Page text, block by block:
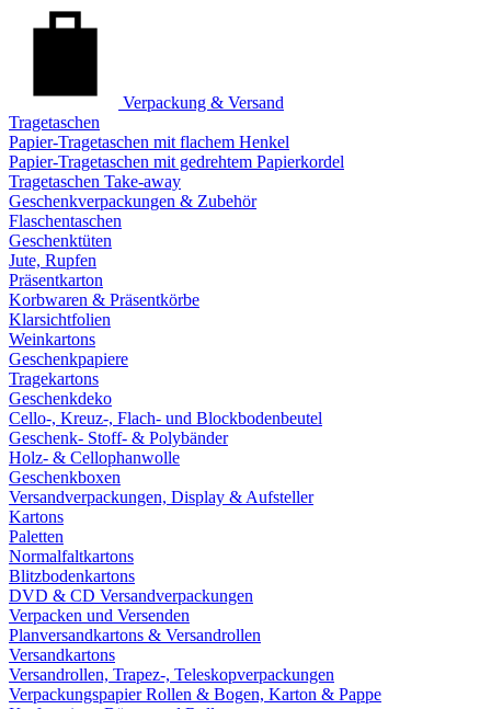
Verpackung & Versand
Tragetaschen
Papier-Tragetaschen mit flachem Henkel
Papier-Tragetaschen mit gedrehtem Papierkordel
Tragetaschen Take-away
Geschenkverpackungen & Zubehör
Flaschentaschen
Geschenktüten
Jute, Rupfen
Präsentkarton
Korbwaren & Präsentkörbe
Klarsichtfolien
Weinkartons
Geschenkpapiere
Tragekartons
Geschenkdeko
Cello-, Kreuz-, Flach- und Blockbodenbeutel
Geschenk- Stoff- & Polybänder
Holz- & Cellophanwolle
Geschenkboxen
Versandverpackungen, Display & Aufsteller
Kartons
Paletten
Normalfaltkartons
Blitzbodenkartons
DVD & CD Versandverpackungen
Verpacken und Versenden
Planversandkartons & Versandrollen
Versandkartons
Versandrollen, Trapez-, Teleskopverpackungen
Verpackungspapier Rollen & Bogen, Karton & Pappe